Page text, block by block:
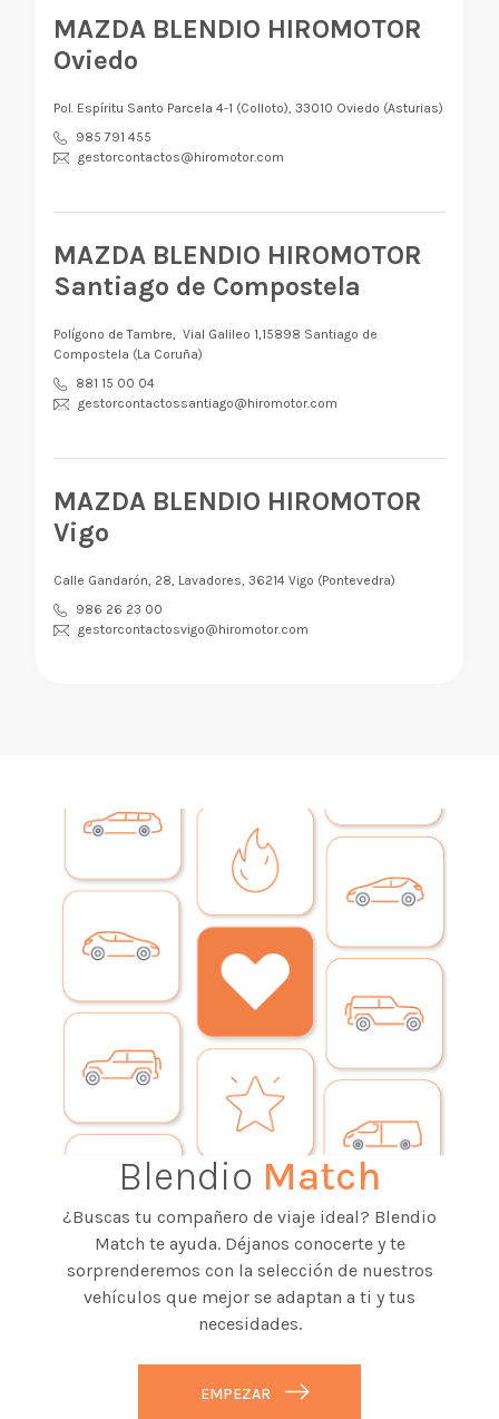
MAZDA BLENDIO HIROMOTOR
Oviedo
Pol. Espíritu Santo Parcela 4-1 (Colloto), 33010 Oviedo (Asturias)
985 791 455
gestorcontactos@hiromotor.com
MAZDA BLENDIO HIROMOTOR
Santiago de Compostela
Polígono de Tambre, Vial Galileo 1,15898 Santiago de
Compostela (La Coruña)
881 15 00 04
gestorcontactossantiago@hiromotor.com
MAZDA BLENDIO HIROMOTOR
Vigo
Calle Gandarón, 28, Lavadores, 36214 Vigo (Pontevedra)
986 26 23 00
gestorcontactosvigo@hiromotor.com
Blendio Match
¿Buscas tu compañero de viaje ideal? Blendio
Match te ayuda. Déjanos conocerte y te
sorprenderemos con la selección de nuestros
vehículos que mejor se adaptan a ti y tus
necesidades.
EMPEZAR